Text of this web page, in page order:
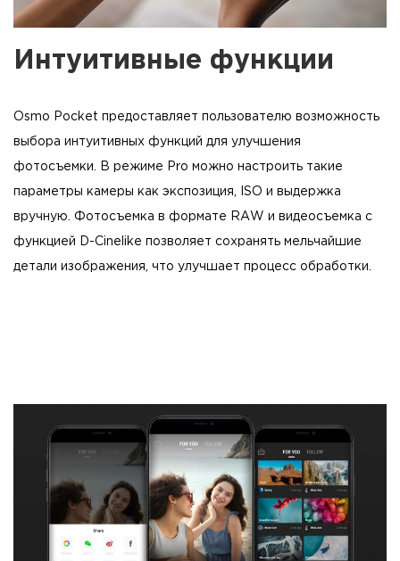
Интуитивные функции
Osmo Pocket предоставляет пользователю возможность
выбора интуитивных функций для улучшения
фотосъемки. В режиме Pro можно настроить такие
параметры камеры как экспозиция, ISO и выдержка
вручную. Фотосъемка в формате RAW и видеосъемка с
функцией D-Cinelike позволяет сохранять мельчайшие
детали изображения, что улучшает процесс обработки.